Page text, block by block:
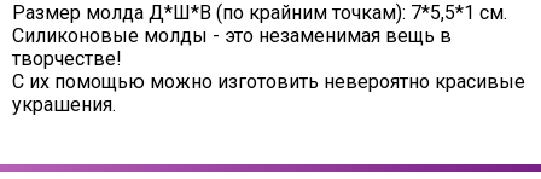
Размер молда Д*Ш*В (по крайним точкам): 7*5,5*1 см.
Силиконовые молды - это незаменимая вещь в
творчестве!
С их помощью можно изготовить невероятно красивые
украшения.